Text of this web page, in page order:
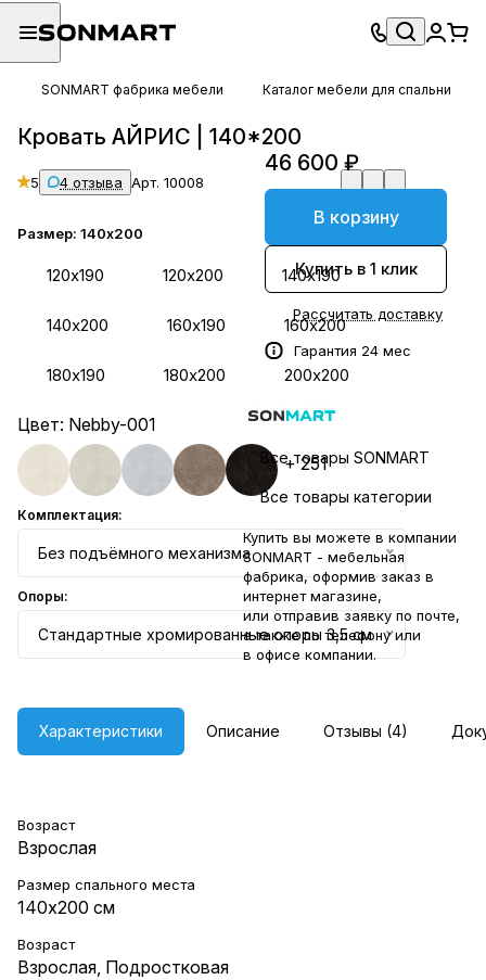
SONMART фабрика мебели Каталог мебели для спальни
Кровать АЙРИС | 140*200
5 4 отзыва Арт. 10008
Размер: 140х200
120х190 120х200 140х190
140х200 160х190 160х200
180х190 180х200 200х200
Цвет: Nebby-001
+ 251
Комплектация:
Без подъёмного механизма
Опоры:
Стандартные хромированные опоры 3,5 см
46 600 ₽
В корзину
Купить в 1 клик
Рассчитать доставку
Гарантия 24 мес
Все товары SONMART
Все товары категории
Купить вы можете в компании
SONMART - мебельная
фабрика, оформив заказ в
интернет магазине,
или отправив заявку по почте,
а также по телефону или
в офисе компании.
Характеристики Описание Отзывы (4)
Возраст
Взрослая
Размер спального места
140х200 см
Возраст
Взрослая Подростковая